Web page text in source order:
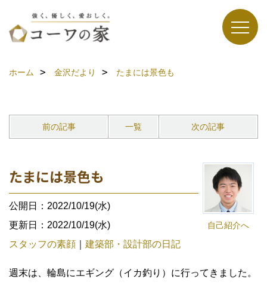
ホーム 金沢だより たまには景色も
前の記事 一覧 次の記事
自己紹介へ
たまには景色も
公開日：2022/10/19(水)
更新日：2022/10/19(水)
スタッフの素顔
建築部・設計部の日記
週末は、輪島にエギング（イカ釣り）に行ってきました。